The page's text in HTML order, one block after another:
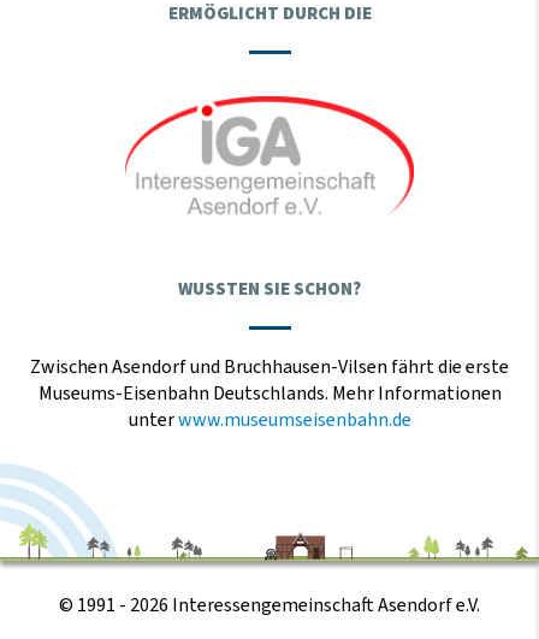
ERMÖGLICHT DURCH DIE
WUSSTEN SIE SCHON?
Zwischen Asendorf und Bruchhausen-Vilsen fährt die erste
Museums-Eisenbahn Deutschlands. Mehr Informationen
unterwww.museumseisenbahn.de
© 1991 - 2026 Interessengemeinschaft Asendorf e.V.